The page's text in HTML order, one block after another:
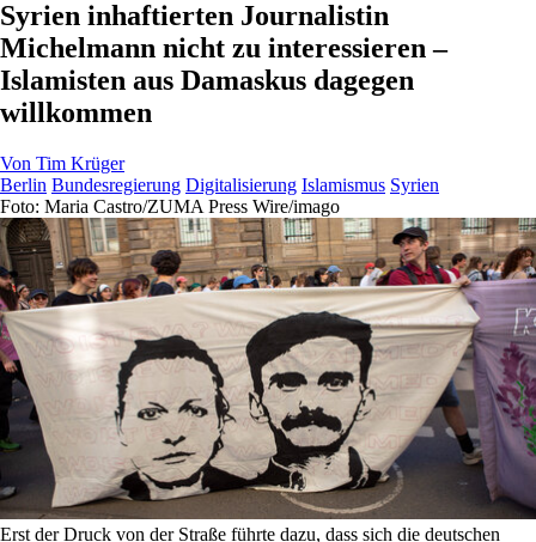
Syrien inhaftierten Journalistin
Michelmann nicht zu interessieren –
Islamisten aus Damaskus dagegen
willkommen
Von Tim Krüger
Berlin Bundesregierung Digitalisierung Islamismus Syrien
Foto: Maria Castro/ZUMA Press Wire/imago
Erst der Druck von der Straße führte dazu, dass sich die deutschen